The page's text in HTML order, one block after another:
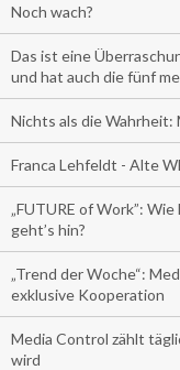
Noch wach?
Das ist eine
und hat auch die fünf
Nichts als die Wahrheit:
Franca Lehfeldt - Alte
„FUTURE of Work”:
geht’s hin?
„Trend der Woche“:
exklusive Kooperation
Media Control zählt
wird